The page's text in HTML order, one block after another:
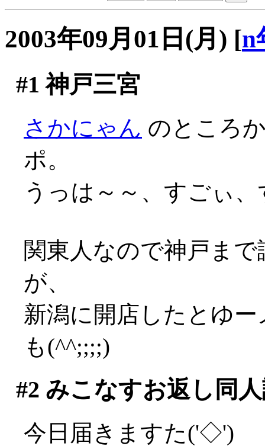
2003年09月01日(月) [n
#1 神戸三宮
さかにゃん のところ
ポ。
うっは～～、すごぃ
関東人なので神戸ま
が、
新潟に開店したとゆ
も(^^;;;;)
#2 みこなすお返し同
今日届きますた('◇')ゞ